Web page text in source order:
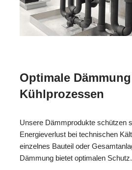
Optimale
Kühlprozessen
Unsere Dämmprodukte schützen
Energieverlust bei technischen
einzelnes Bauteil oder
Dämmung bietet optimalen Schutz.